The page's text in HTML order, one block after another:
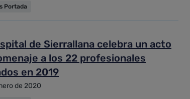
Portada
de Sierrallana celebra un acto
a los 22 profesionales
en 2019
de 2020